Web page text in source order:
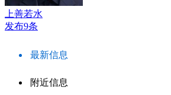
上善若水
发布9条
最新信息
附近信息